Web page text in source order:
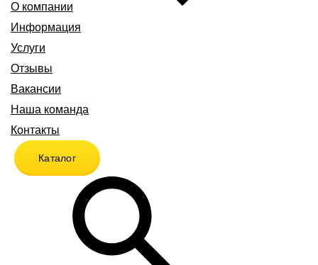
О компании
Информация
Услуги
Отзывы
Вакансии
Наша команда
Контакты
Каталог